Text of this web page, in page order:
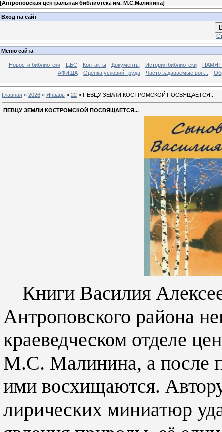
[Антроповская центральная библиотека им. М.С.Малинина]
Вход на сайт
Меню сайта
Новости библиотеки ЦБС Контакты Документы История библиотеки
АФИША
Оценка условий труда Часто задаваемые воп...
Главная » 2026 » Январь » 22 » ПЕВЦУ ЗЕМЛИ КОСТРОМСКОЙ ПОСВЯЩАЕТСЯ...
ПЕВЦУ ЗЕМЛИ КОСТРОМСКОЙ ПОСВЯЩАЕТСЯ...
Книги Василия
Антроповского района
краеведческом отделе
М.С. Малинина, а после
ими восхищаются.
лирических миниатюр